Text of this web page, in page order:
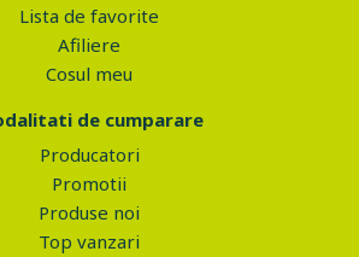
Lista de favorite
Afiliere
Cosul meu
de cumparare
Producatori
Promotii
Produse noi
Top vanzari